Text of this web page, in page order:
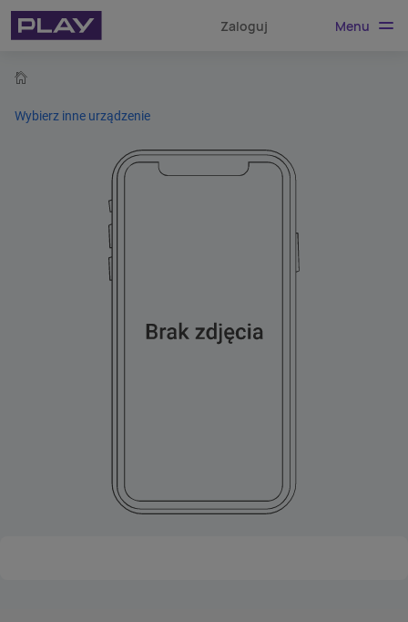
Zaloguj Menu
Wybierz inne urządzenie